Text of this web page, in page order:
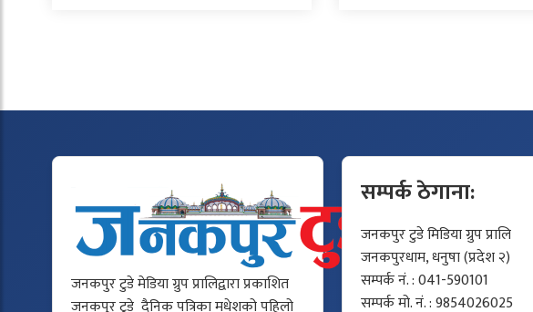
जनकपुर टुडे मेडिया ग्रुप प्रालिद्वारा प्रकाशित
जनकपुर टुडे दैनिक पत्रिका मधेशको पहिलो
सम्पर्क ठेगाना:
जनकपुर टुडे मिडिया ग्रुप प्रालि
जनकपुरधाम, धनुषा (प्रदेश २)
सम्पर्क नं. : 041-590101
सम्पर्क मो. नं. : 9854026025